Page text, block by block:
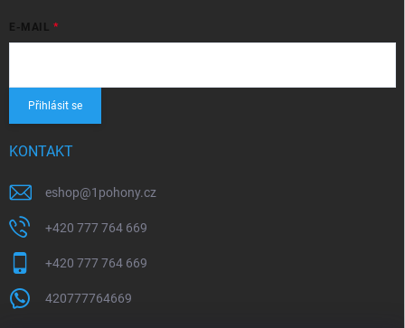
E-MAIL
Přihlásit se
KONTAKT
eshop@1pohony.cz
+420 777 764 669
+420 777 764 669
420777764669